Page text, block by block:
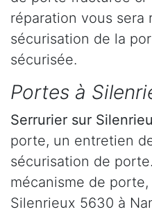
réparation vous sera
sécurisation de la
sécurisée.
Portes à
Serrurier sur
porte, un entretien
sécurisation de
mécanisme de
Silenrieux 5630 à